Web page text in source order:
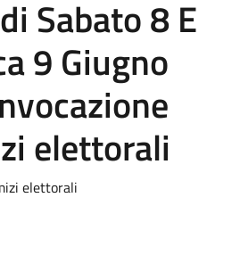
Sabato 8 E
9 Giugno
elettorali
elettorali